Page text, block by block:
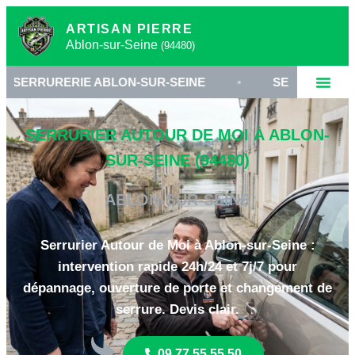
ARTISAN PIERRE
Ablon-sur-Seine (94480)
ABLON-SUR-SEINE • SERRURIER 94480
SERRURIER AUTOUR DE MOI À ABLON-
SUR-SEINE (94480)
ABLON-SUR-SEINE
Serrurier Autour de Moi à Ablon-sur-Seine :
intervention rapide 24h/24 et 7j/7 pour
dépannage, ouverture de porte et changement de
serrure. Devis clair.